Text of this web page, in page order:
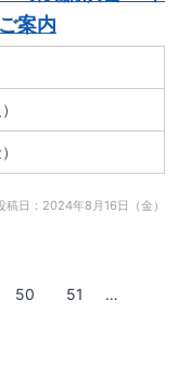
案内
稿日：2024年8月16日（金）
50 51 …